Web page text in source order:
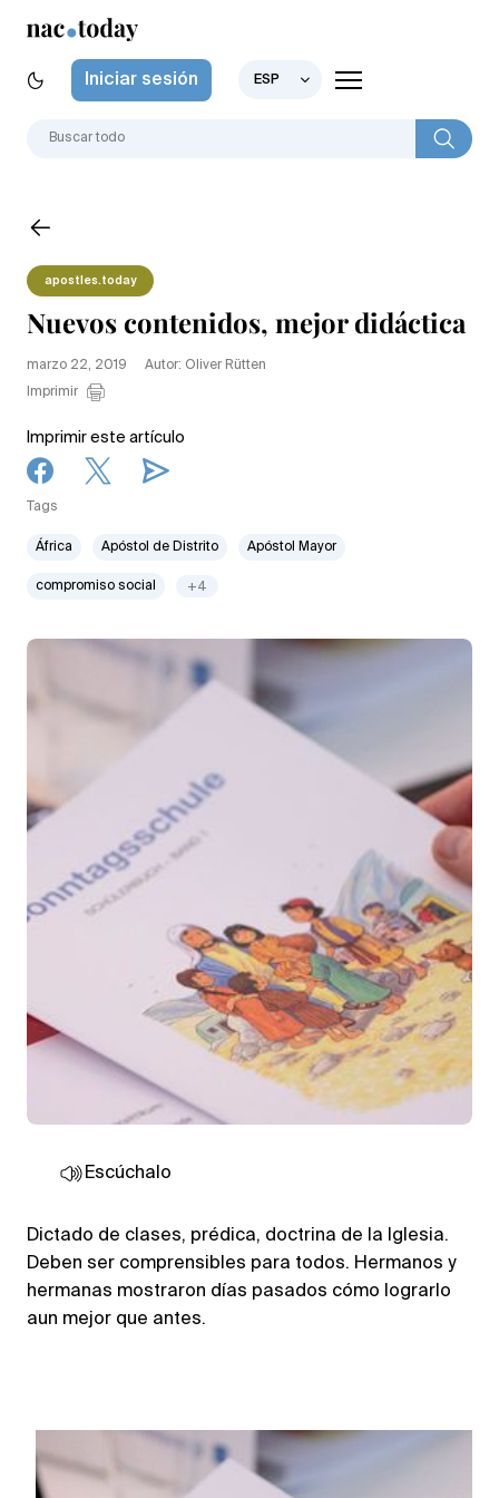
Iniciar sesión ESP
apostles.today
Nuevos contenidos, mejor didáctica
marzo 22, 2019
Autor: Oliver Rütten
Imprimir
Imprimir este artículo
Tags
África Apóstol de Distrito Apóstol Mayor
compromiso social +4
Escúchalo
Dictado de clases, prédica, doctrina de la Iglesia.
Deben ser comprensibles para todos. Hermanos y
hermanas mostraron días pasados cómo lograrlo
aun mejor que antes.